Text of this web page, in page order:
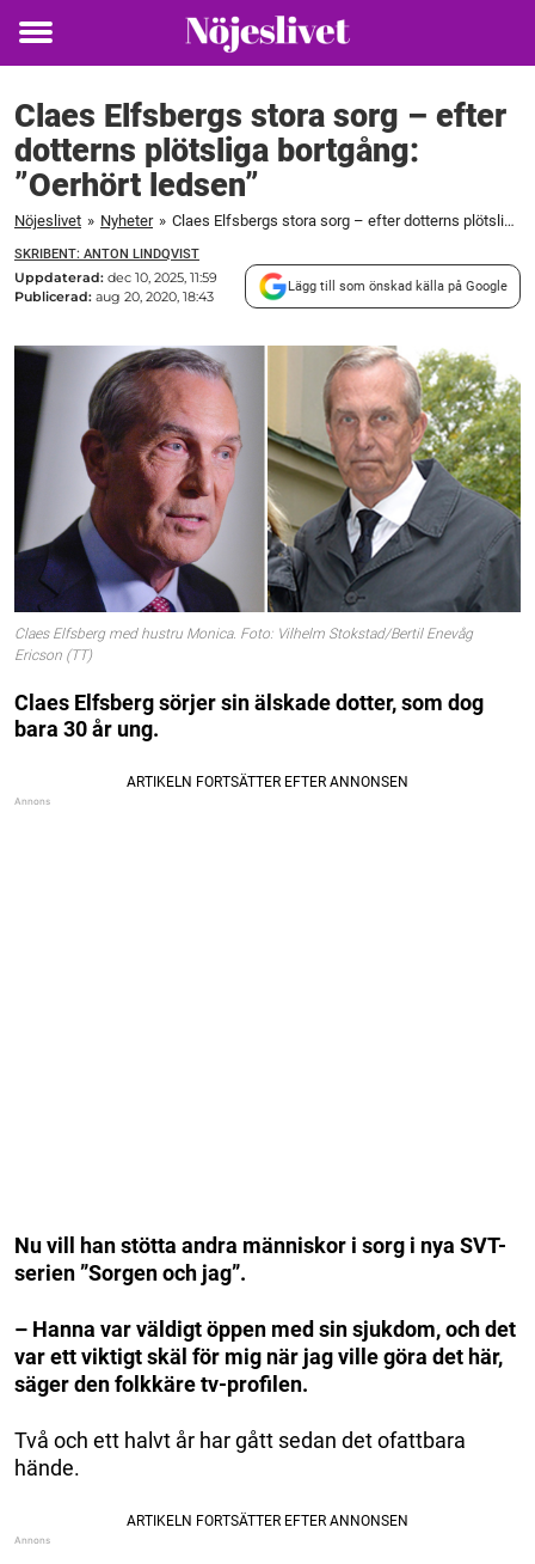
Toggle
Claes Elfsbergs stora sorg – efter
dotterns plötsliga bortgång:
”Oerhört ledsen”
Nöjeslivet » Nyheter » Claes Elfsbergs stora sorg – efter dotterns plötsliga bortgång: ”Oerhört ledsen”
SKRIBENT: ANTON LINDQVIST
Uppdaterad: dec 10, 2025, 11:59
Publicerad: aug 20, 2020, 18:43
Lägg till som önskad källa på Google
Claes Elfsberg med hustru Monica. Foto: Vilhelm Stokstad/Bertil Enevåg
Ericson (TT)
Claes Elfsberg sörjer sin älskade dotter, som dog
bara 30 år ung.
Nu vill han stötta andra människor i sorg i nya SVT-
serien ”Sorgen och jag”.
– Hanna var väldigt öppen med sin sjukdom, och det
var ett viktigt skäl för mig när jag ville göra det här,
säger den folkkäre tv-profilen.
Två och ett halvt år har gått sedan det ofattbara
hände.